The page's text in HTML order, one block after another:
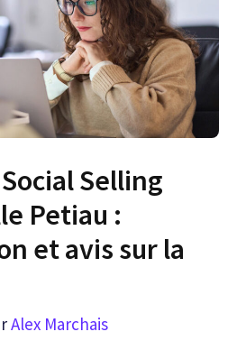
Selling
Petiau :
et avis sur la
Alex Marchais